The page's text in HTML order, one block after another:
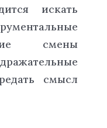
искать
смены
смысл